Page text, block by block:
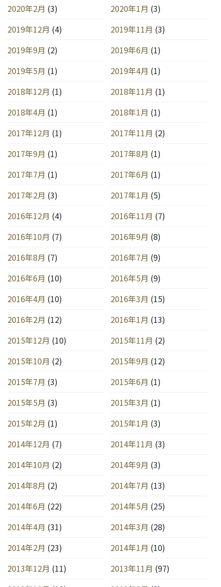
2020年2月 (3) 2020年1月 (3)
2019年12月 (4) 2019年11月 (3)
2019年9月 (2) 2019年6月 (1)
2019年5月 (1) 2019年4月 (1)
2018年12月 (1) 2018年11月 (1)
2018年4月 (1) 2018年1月 (1)
2017年12月 (1) 2017年11月 (2)
2017年9月 (1) 2017年8月 (1)
2017年7月 (1) 2017年6月 (1)
2017年2月 (3) 2017年1月 (5)
2016年12月 (4) 2016年11月 (7)
2016年10月 (7) 2016年9月 (8)
2016年8月 (7) 2016年7月 (9)
2016年6月 (10) 2016年5月 (9)
2016年4月 (10) 2016年3月 (15)
2016年2月 (12) 2016年1月 (13)
2015年12月 (10) 2015年11月 (2)
2015年10月 (2) 2015年9月 (12)
2015年7月 (3) 2015年6月 (1)
2015年5月 (3) 2015年3月 (1)
2015年2月 (1) 2015年1月 (3)
2014年12月 (7) 2014年11月 (3)
2014年10月 (2) 2014年9月 (3)
2014年8月 (2) 2014年7月 (13)
2014年6月 (22) 2014年5月 (25)
2014年4月 (31) 2014年3月 (28)
2014年2月 (23) 2014年1月 (10)
2013年12月 (11) 2013年11月 (97)